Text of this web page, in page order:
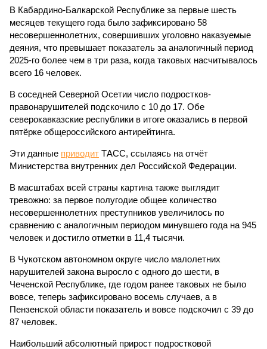
В Кабардино-Балкарской Республике за первые шесть
месяцев текущего года было зафиксировано 58
несовершеннолетних, совершивших уголовно наказуемые
деяния, что превышает показатель за аналогичный период
2025-го более чем в три раза, когда таковых насчитывалось
всего 16 человек.
В соседней Северной Осетии число подростков-
правонарушителей подскочило с 10 до 17. Обе
северокавказские республики в итоге оказались в первой
пятёрке общероссийского антирейтинга.
Эти данные приводит ТАСС, ссылаясь на отчёт
Министерства внутренних дел Российской Федерации.
В масштабах всей страны картина также выглядит
тревожно: за первое полугодие общее количество
несовершеннолетних преступников увеличилось по
сравнению с аналогичным периодом минувшего года на 945
человек и достигло отметки в 11,4 тысячи.
В Чукотском автономном округе число малолетних
нарушителей закона выросло с одного до шести, в
Чеченской Республике, где годом ранее таковых не было
вовсе, теперь зафиксировано восемь случаев, а в
Пензенской области показатель и вовсе подскочил с 39 до
87 человек.
Наибольший абсолютный прирост подростковой